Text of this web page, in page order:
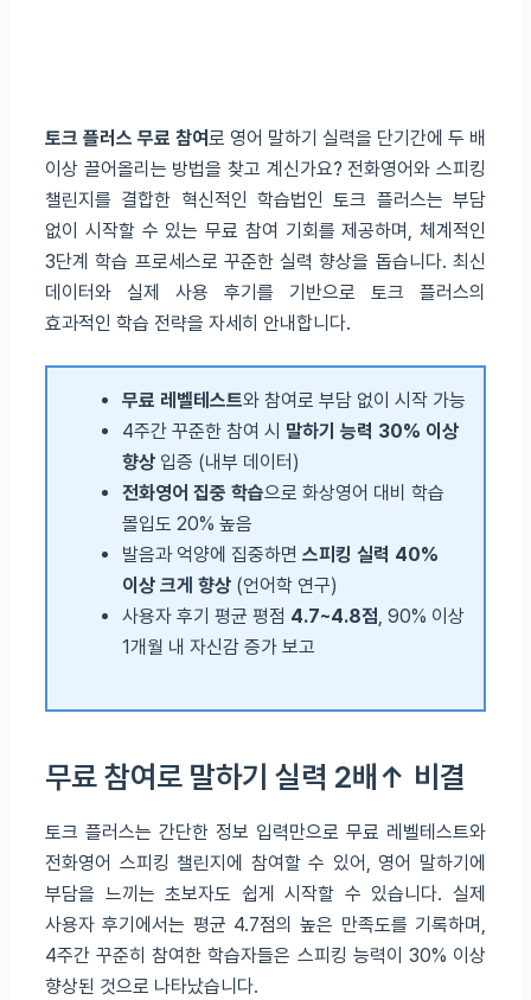
토크 플러스 무료 참여 로 영어 말하기 실력을 단기간에 두 배
이상 끌어올리는 방법을 찾고 계신가요? 전화영어와 스피킹
챌린지를 결합한 혁신적인 학습법인 토크 플러스는 부담
없이 시작할 수 있는 무료 참여 기회를 제공하며, 체계적인
3단계 학습 프로세스로 꾸준한 실력 향상을 돕습니다. 최신
데이터와 실제 사용 후기를 기반으로 토크 플러스의
효과적인 학습 전략을 자세히 안내합니다.
무료 레벨테스트와 참여로 부담 없이 시작 가능
4주간 꾸준한 참여 시 말하기 능력 30% 이상
향상 입증 (내부 데이터)
전화영어 집중 학습으로 화상영어 대비 학습
몰입도 20% 높음
발음과 억양에 집중하면 스피킹 실력 40%
이상 크게 향상 (언어학 연구)
사용자 후기 평균 평점 4.7~4.8점, 90% 이상
1개월 내 자신감 증가 보고
무료 참여로 말하기 실력 2배↑ 비결
토크 플러스는 간단한 정보 입력만으로 무료 레벨테스트와
전화영어 스피킹 챌린지에 참여할 수 있어, 영어 말하기에
부담을 느끼는 초보자도 쉽게 시작할 수 있습니다. 실제
사용자 후기에서는 평균 4.7점의 높은 만족도를 기록하며,
4주간 꾸준히 참여한 학습자들은 스피킹 능력이 30% 이상
향상된 것으로 나타났습니다.